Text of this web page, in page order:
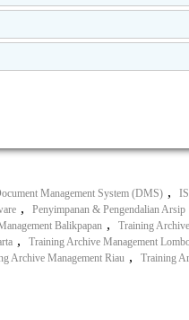
Management System (DMS) ,
, Penyimpanan & Pengendalian Arsip
Balikpapan , Training
, Training Archive Management
Archive Management Riau , Training